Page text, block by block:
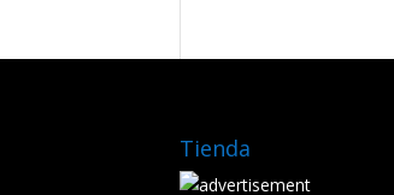
Tienda